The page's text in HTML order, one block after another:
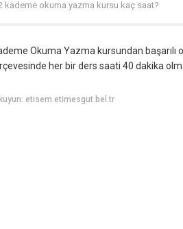
kademe okuma yazma kursu kaç saat?
Okuma Yazma kursundan başarılı
her bir ders saati 40 dakika
etisem.etimesgut.bel.tr